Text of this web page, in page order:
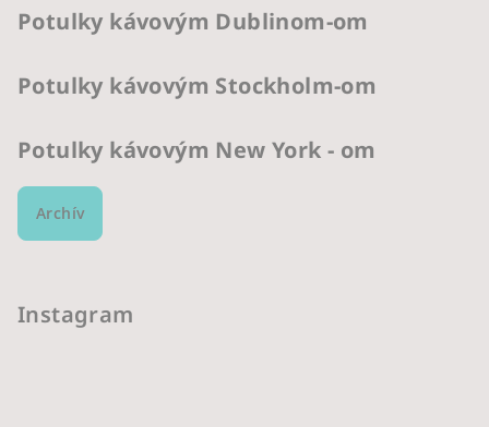
Potulky kávovým Dublinom-om
Potulky kávovým Stockholm-om
Potulky kávovým New York - om
Archív
Instagram